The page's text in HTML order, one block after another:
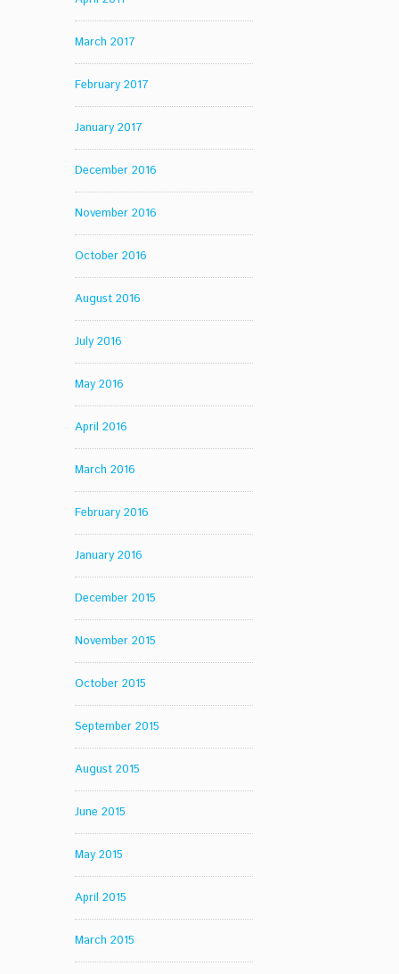
March 2017
February 2017
January 2017
December 2016
November 2016
October 2016
August 2016
July 2016
May 2016
April 2016
March 2016
February 2016
January 2016
December 2015
November 2015
October 2015
September 2015
August 2015
June 2015
May 2015
April 2015
March 2015